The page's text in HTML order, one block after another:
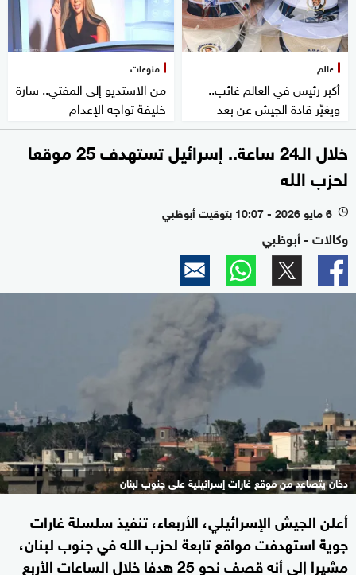
عالم
أكبر رئيس في العالم غائب..
ويغيّر قادة الجيش عن بعد
منوعات
من الاستديو إلى المفتي.. سارة
خليفة تواجه الإعدام
خلال الـ24 ساعة.. إسرائيل تستهدف 25 موقعا
لحزب الله
l 6 مايو 2026 - 10:07 بتوقيت أبوظبي
وكالات - أبوظبي
دخان يتصاعد من موقع غارات إسرائيلية على جنوب لبنان
أعلن الجيش الإسرائيلي، الأربعاء، تنفيذ سلسلة غارات
جوية استهدفت مواقع تابعة لحزب الله في جنوب لبنان،
مشيرا إلى أنه قصف نحو 25 هدفا خلال الساعات الأربع